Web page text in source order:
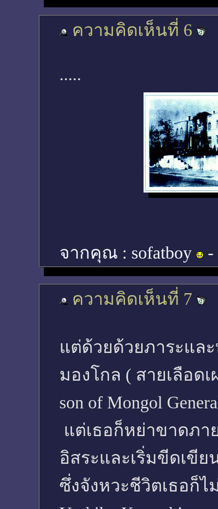
ความคิดเห็นที่ 6
.....
จากคุณ : sofatboy
ความคิดเห็นที่ 7
แต่ด้วยด้วยภาระแล
มองโกล ( สายเลือดเ
son of Mongol
แต่เธอก็หย่าขาดภา
อิสระและเริ่มขีดเขี
ซึ่งจังหวะชีวิตเธอก็ไ